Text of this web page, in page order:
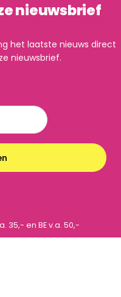
nieuwsbrief
het laatste nieuws direct
nieuwsbrief.
35,- en BE v.a. 50,-